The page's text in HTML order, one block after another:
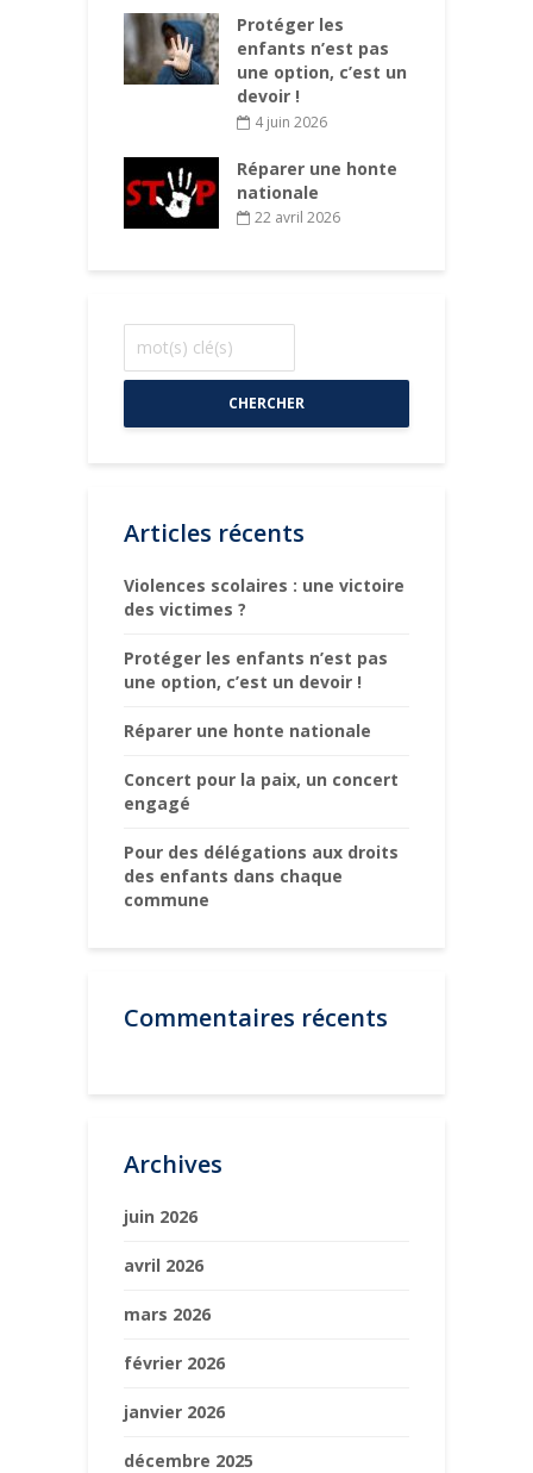
Protéger les
enfants n’est pas
une option, c’est un
devoir !
4 juin 2026
Réparer une honte
nationale
22 avril 2026
CHERCHER
Articles récents
Violences scolaires : une victoire
des victimes ?
Protéger les enfants n’est pas
une option, c’est un devoir !
Réparer une honte nationale
Concert pour la paix, un concert
engagé
Pour des délégations aux droits
des enfants dans chaque
commune
Commentaires récents
Archives
juin 2026
avril 2026
mars 2026
février 2026
janvier 2026
décembre 2025